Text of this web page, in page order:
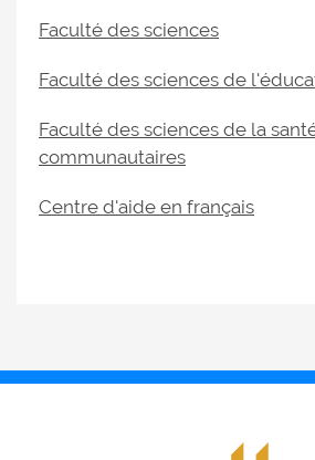
Faculté des sciences
Faculté des sciences de
Faculté des sciences de la
communautaires
Centre d'aide en français